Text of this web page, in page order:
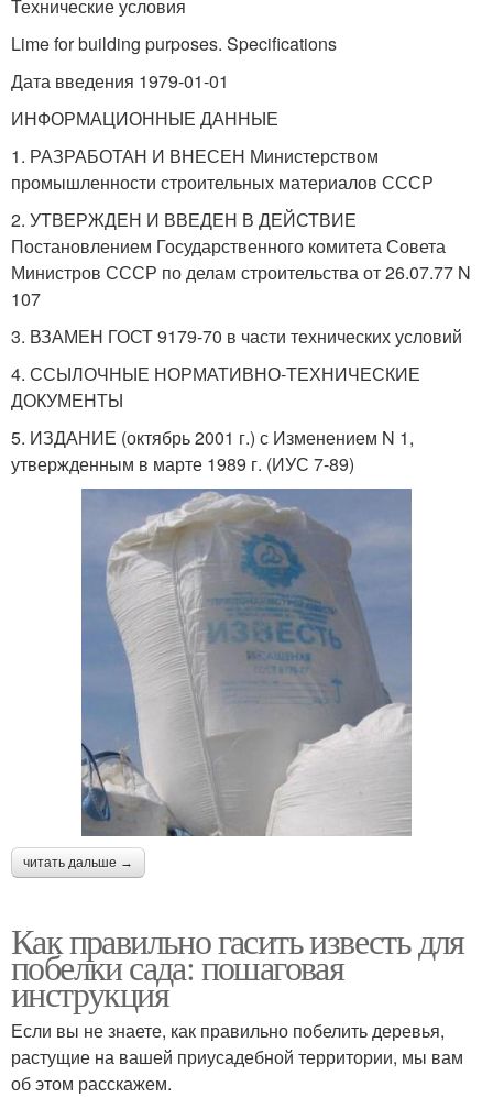
Технические условия
Lime for building purposes. Specifications
Дата введения 1979-01-01
ИНФОРМАЦИОННЫЕ ДАННЫЕ
1. РАЗРАБОТАН И ВНЕСЕН Министерством
промышленности строительных материалов СССР
2. УТВЕРЖДЕН И ВВЕДЕН В ДЕЙСТВИЕ
Постановлением Государственного комитета Совета
Министров СССР по делам строительства от 26.07.77 N
107
3. ВЗАМЕН ГОСТ 9179-70 в части технических условий
4. ССЫЛОЧНЫЕ НОРМАТИВНО-ТЕХНИЧЕСКИЕ
ДОКУМЕНТЫ
5. ИЗДАНИЕ (октябрь 2001 г.) с Изменением N 1,
утвержденным в марте 1989 г. (ИУС 7-89)
читать дальше →
Как правильно гасить известь для
побелки сада: пошаговая
инструкция
Если вы не знаете, как правильно побелить деревья,
растущие на вашей приусадебной территории, мы вам
об этом расскажем.